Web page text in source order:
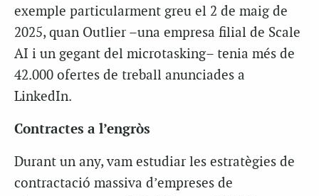
exemple particularment greu el 2 de maig de
2025, quan Outlier –una empresa filial de Scale
AI i un gegant del microtasking– tenia més de
42.000 ofertes de treball anunciades a
LinkedIn.
Contractes a l’engròs
Durant un any, vam estudiar les estratègies de
contractació massiva d’empreses de